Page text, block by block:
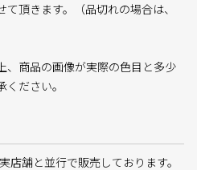
頂きます。（品切れの場合は、
、商品の画像が実際の色目と多少
ださい。
舗と並行で販売しております。